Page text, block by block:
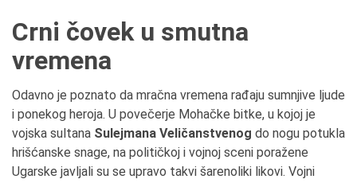
Crni čovek u smutna
vremena
Odavno je poznato da mračna vremena rađaju sumnjive ljude
i ponekog heroja. U povečerje Mohačke bitke, u kojoj je
vojska sultana Sulejmana Veličanstvenog do nogu potukla
hrišćanske snage, na političkoj i vojnoj sceni poražene
Ugarske javljali su se upravo takvi šarenoliki likovi. Vojni